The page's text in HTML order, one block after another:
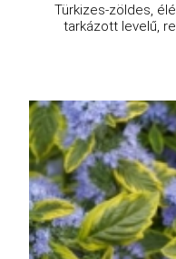
Türkizes-zöldes,
tarkázott levelű,